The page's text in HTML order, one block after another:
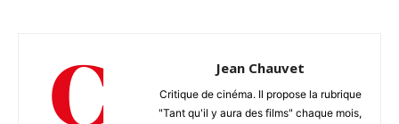
Jean Chauvet
Critique de cinéma. Il propose la rubrique
"Tant qu'il y aura des films" chaque mois,